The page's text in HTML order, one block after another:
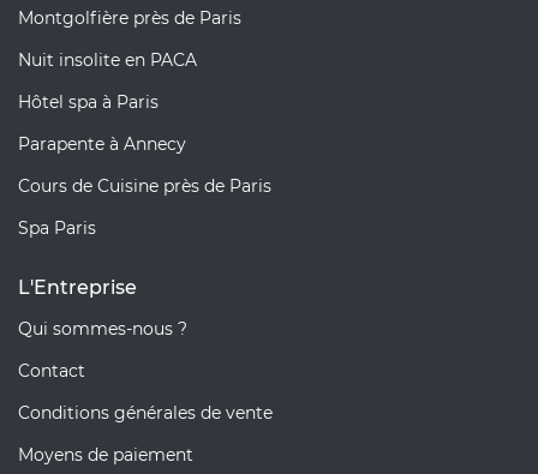
Montgolfière près de Paris
Nuit insolite en PACA
Hôtel spa à Paris
Parapente à Annecy
Cours de Cuisine près de Paris
Spa Paris
L'Entreprise
Qui sommes-nous ?
Contact
Conditions générales de vente
Moyens de paiement